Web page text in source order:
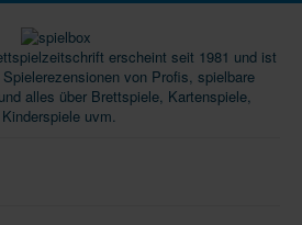
erscheint seit 1981 und ist
von Profis, spielbare
alles über Brettspiele, Kartenspiele,
Kinderspiele uvm.